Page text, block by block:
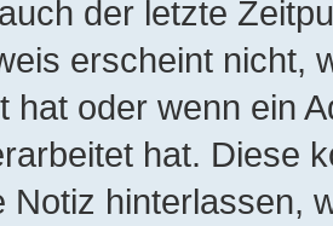
der letzte
erscheint nicht,
hat oder wenn ein
hat. Diese
Notiz hinterlassen,